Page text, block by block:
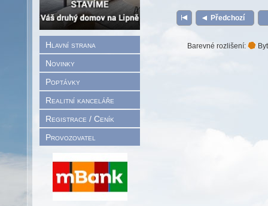
Hlavní strana
Novinky
Poptávky
Realitní kanceláře
Registrace / Ceník
Provozovatel
Předchozí
Barevné rozlišení: